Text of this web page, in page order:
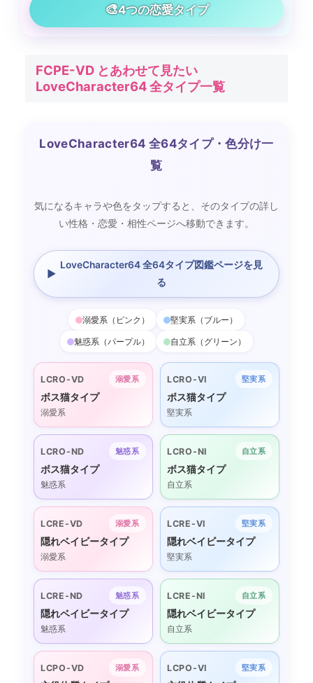
🎨4つの恋愛タイプ
FCPE-VD とあわせて見たい
LoveCharacter64 全タイプ一覧
LoveCharacter64 全64タイプ・色分け一
覧
気になるキャラや色をタップすると、そのタイプの詳し
い性格・恋愛・相性ページへ移動できます。
▶
LoveCharacter64 全64タイプ図鑑ページを見
る
溺愛系（ピンク） 堅実系（ブルー）
魅惑系（パープル） 自立系（グリーン）
LCRO-VD 溺愛系
ボス猫タイプ
溺愛系
LCRO-VI 堅実系
ボス猫タイプ
堅実系
LCRO-ND 魅惑系
ボス猫タイプ
魅惑系
LCRO-NI 自立系
ボス猫タイプ
自立系
LCRE-VD 溺愛系
隠れベイビータイプ
溺愛系
LCRE-VI 堅実系
隠れベイビータイプ
堅実系
LCRE-ND 魅惑系
隠れベイビータイプ
魅惑系
LCRE-NI 自立系
隠れベイビータイプ
自立系
LCPO-VD 溺愛系 LCPO-VI 堅実系